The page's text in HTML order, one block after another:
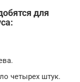
для
четырех штук.